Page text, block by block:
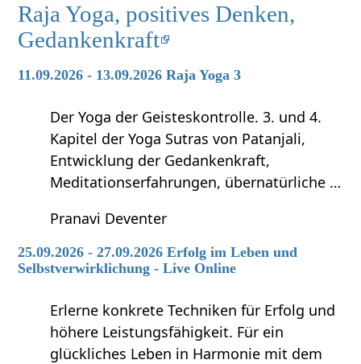
Raja Yoga, positives Denken,
Gedankenkraft
11.09.2026 - 13.09.2026 Raja Yoga 3
Der Yoga der Geisteskontrolle. 3. und 4.
Kapitel der Yoga Sutras von Patanjali,
Entwicklung der Gedankenkraft,
Meditationserfahrungen, übernatürliche …
Pranavi Deventer
25.09.2026 - 27.09.2026 Erfolg im Leben und
Selbstverwirklichung - Live Online
Erlerne konkrete Techniken für Erfolg und
höhere Leistungsfähigkeit. Für ein
glückliches Leben in Harmonie mit dem